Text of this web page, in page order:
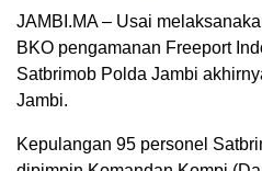
JAMBI.MA – Usai
BKO pengamanan Freeport
Satbrimob Polda Jambi
Jambi.
Kepulangan 95 personel